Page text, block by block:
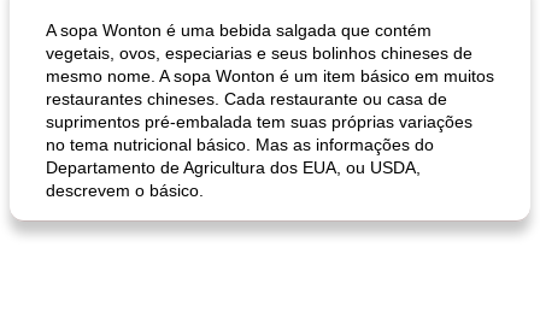
A sopa Wonton é uma bebida salgada que contém
vegetais, ovos, especiarias e seus bolinhos chineses de
mesmo nome. A sopa Wonton é um item básico em muitos
restaurantes chineses. Cada restaurante ou casa de
suprimentos pré-embalada tem suas próprias variações
no tema nutricional básico. Mas as informações do
Departamento de Agricultura dos EUA, ou USDA,
descrevem o básico.